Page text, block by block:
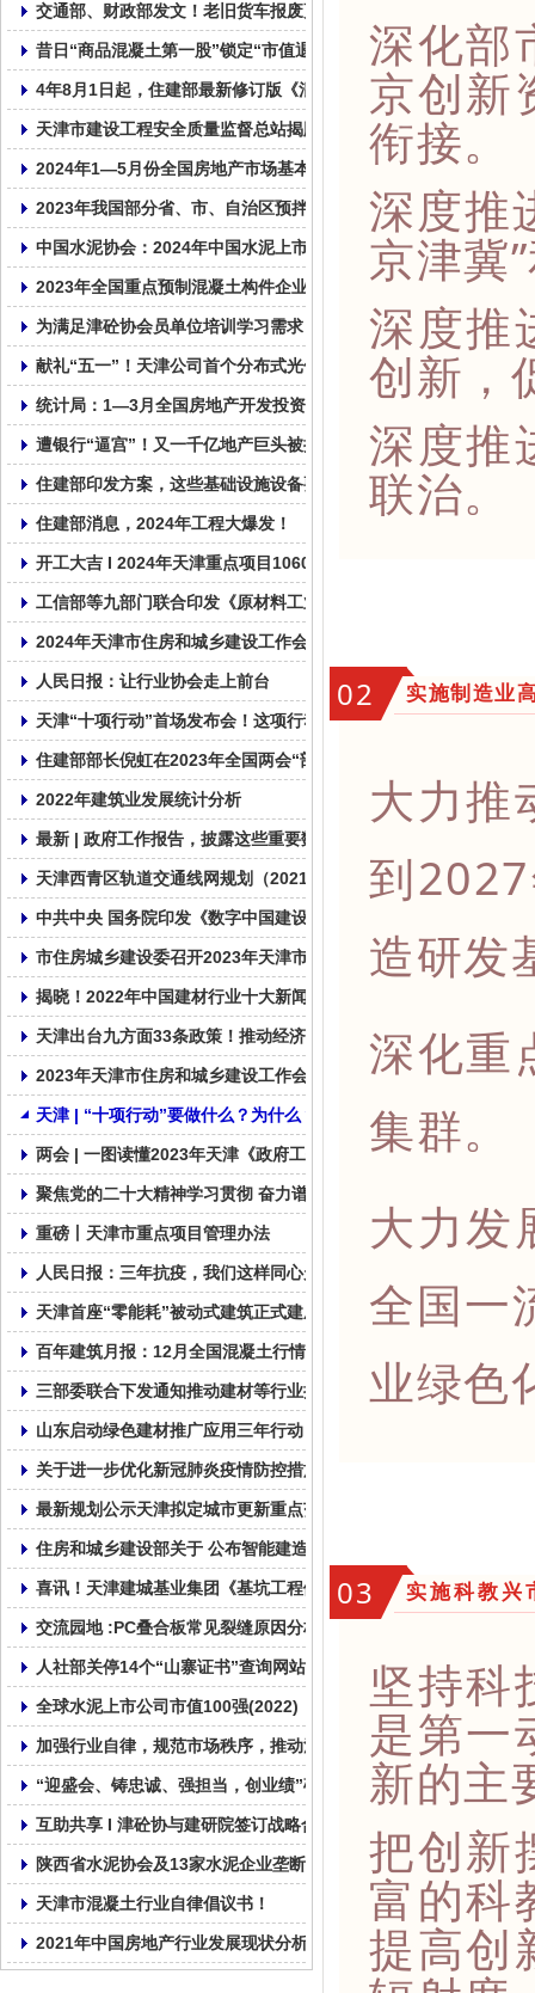
交通部、财政部发文！老旧货车报废更新补贴标准来了，购新能源
昔日“商品混凝土第一股”锁定“市值退市”，资金被实控人占超1亿元
4年8月1日起，住建部最新修订版《混凝土结构设计标准》GB/
天津市建设工程安全质量监督总站揭牌成立
2024年1—5月份全国房地产市场基本情况
2023年我国部分省、市、自治区预拌混凝土产量统计表！
中国水泥协会：2024年中国水泥上市公司综合实力排名
2023年全国重点预制混凝土构件企业产量
为满足津砼协会员单位培训学习需求，帮助会员单位普及相关的
献礼“五一”！天津公司首个分布式光伏发电并网成功！
统计局：1—3月全国房地产开发投资22082亿元，同比下降9.5%
遭银行“逼宫”！又一千亿地产巨头被提出清盘申请
住建部印发方案，这些基础设施设备要更新！
住建部消息，2024年工程大爆发！
开工大吉 I 2024年天津重点项目1060个， 总投资2.01万亿！
工信部等九部门联合印发《原材料工业数字化转型工作方案（
2024年天津市住房和城乡建设工作会议召开
人民日报：让行业协会走上前台
天津“十项行动”首场发布会！这项行动摆在首要位置！
住建部部长倪虹在2023年全国两会“部长通道”答记者问
2022年建筑业发展统计分析
最新 | 政府工作报告，披露这些重要数据！
天津西青区轨道交通线网规划（2021—2035年）草案公示 含三条
中共中央 国务院印发《数字中国建设整体布局规划》
市住房城乡建设委召开2023年天津市住建系统质量安全工作视频会
揭晓！2022年中国建材行业十大新闻
天津出台九方面33条政策！推动经济运行一季度良好开局全年整体
2023年天津市住房和城乡建设工作会议召开
天津 | “十项行动”要做什么？为什么？
两会 | 一图读懂2023年天津《政府工作报告》
聚焦党的二十大精神学习贯彻 奋力谱写社会组织发展新篇章
重磅丨天津市重点项目管理办法
人民日报：三年抗疫，我们这样同心走过
天津首座“零能耗”被动式建筑正式建成!
百年建筑月报：12月全国混凝土行情缺乏支撑
三部委联合下发通知推动建材等行业提质增效
山东启动绿色建材推广应用三年行动
关于进一步优化新冠肺炎疫情防控措施 科学精准做好防控工作的通
最新规划公示天津拟定城市更新重点范围
住房和城乡建设部关于 公布智能建造试点城市的通知
喜讯！天津建城基业集团《基坑工程倾斜桩无支撑绿色支护技术》
交流园地 :PC叠合板常见裂缝原因分析及纠正和预防措施!
人社部关停14个“山寨证书”查询网站!
全球水泥上市公司市值100强(2022)
加强行业自律，规范市场秩序，推动混凝土行业健康发展！
“迎盛会、铸忠诚、强担当，创业绩”砼心砼德再出发!
互助共享 I 津砼协与建研院签订战略合作协议
陕西省水泥协会及13家水泥企业垄断行为处罚4.51亿
天津市混凝土行业自律倡议书！
2021年中国房地产行业发展现状分析
深化部
京创新
衔接。
深度推
京津冀
深度推
创新，
深度推
联治。
02 实施制造业
大力推
到
造研发
深化重
集群。
大力发
全国一
业绿色
03 实施科教兴
坚持科
是第一
新的主
把创新
富的科
提高创